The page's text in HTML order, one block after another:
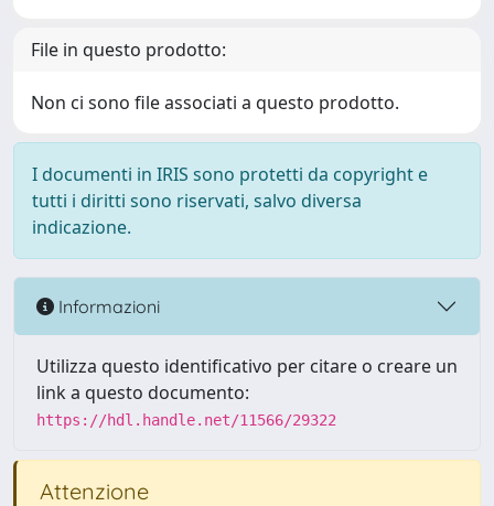
File in questo prodotto:
Non ci sono file associati a questo prodotto.
I documenti in IRIS sono protetti da copyright e
tutti i diritti sono riservati, salvo diversa
indicazione.
Informazioni
Utilizza questo identificativo per citare o creare un
link a questo documento:
https://hdl.handle.net/11566/29322
Attenzione